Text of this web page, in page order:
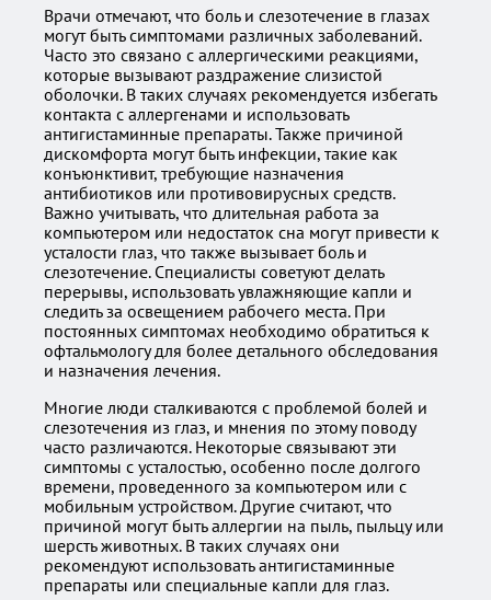
Врачи отмечают, что боль и слезотечение в глазах
могут быть симптомами различных заболеваний.
Часто это связано с аллергическими реакциями,
которые вызывают раздражение слизистой
оболочки. В таких случаях рекомендуется избегать
контакта с аллергенами и использовать
антигистаминные препараты. Также причиной
дискомфорта могут быть инфекции, такие как
конъюнктивит, требующие назначения
антибиотиков или противовирусных средств.
Важно учитывать, что длительная работа за
компьютером или недостаток сна могут привести к
усталости глаз, что также вызывает боль и
слезотечение. Специалисты советуют делать
перерывы, использовать увлажняющие капли и
следить за освещением рабочего места. При
постоянных симптомах необходимо обратиться к
офтальмологу для более детального обследования
и назначения лечения.
Многие люди сталкиваются с проблемой болей и
слезотечения из глаз, и мнения по этому поводу
часто различаются. Некоторые связывают эти
симптомы с усталостью, особенно после долгого
времени, проведенного за компьютером или с
мобильным устройством. Другие считают, что
причиной могут быть аллергии на пыль, пыльцу или
шерсть животных. В таких случаях они
рекомендуют использовать антигистаминные
препараты или специальные капли для глаз.